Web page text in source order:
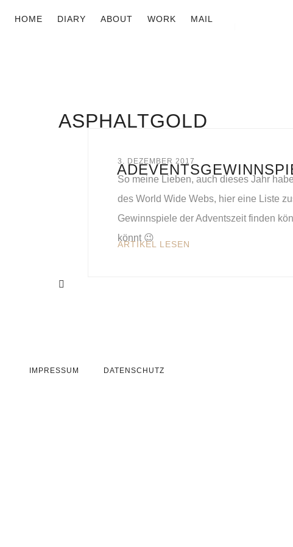
HOME DIARY ABOUT WORK MAIL
ASPHALTGOLD
3. DEZEMBER 2017
So meine Lieben, auch dieses Jahr
des World Wide Webs, hier eine Liste
Gewinnspiele der Adventszeit finden
könnt 😉
ARTIKEL LESEN
IMPRESSUM DATENSCHUTZ